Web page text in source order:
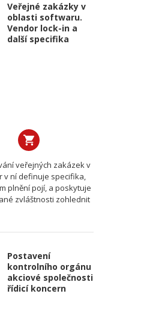
Veřejné zakázky v
oblasti softwaru.
Vendor lock-in a
další specifika
veřejných zakázek v
v ní definuje specifika,
plnění pojí, a poskytuje
zvláštnosti zohlednit
Postavení
kontrolního orgánu
akciové společnosti
řídicí koncern